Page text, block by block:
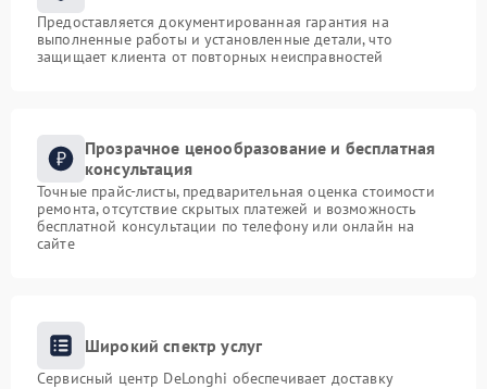
Предоставляется документированная гарантия на
выполненные работы и установленные детали, что
защищает клиента от повторных неисправностей
Прозрачное ценообразование и бесплатная
консультация
Точные прайс-листы, предварительная оценка стоимости
ремонта, отсутствие скрытых платежей и возможность
бесплатной консультации по телефону или онлайн на
сайте
Широкий спектр услуг
Сервисный центр DeLonghi обеспечивает доставку